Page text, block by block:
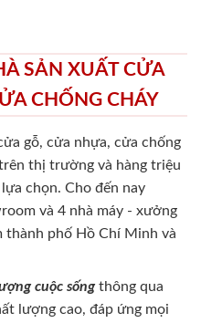
SẢN XUẤT CỬA
CHỐNG CHÁY
gỗ, cửa nhựa, cửa chống
thị trường và hàng triệu
chọn. Cho đến nay
và 4 nhà máy - xưởng
thành phố Hồ Chí Minh và
cuộc sốngthông qua
lượng cao, đáp ứng mọi